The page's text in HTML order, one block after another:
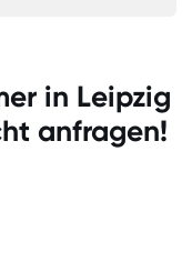
in Leipzig
anfragen!